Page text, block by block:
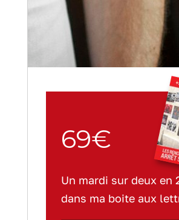
69€
Un mardi sur deux en
dans ma boite aux